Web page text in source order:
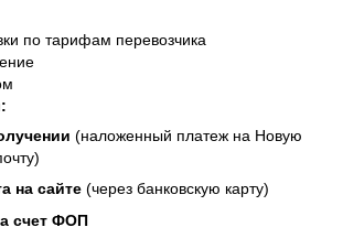
по тарифам перевозчика
(наложенный платеж на Новую
на сайте (через банковскую карту)
счет ФОП